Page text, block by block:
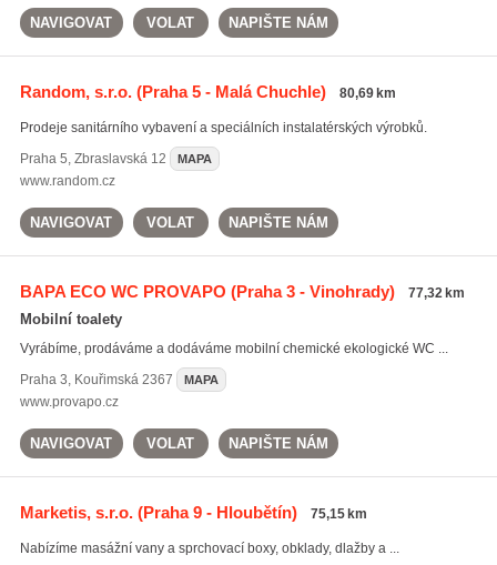
NAVIGOVAT VOLAT NAPIŠTE NÁM
Random, s.r.o.(Praha 5 - Malá Chuchle) 80,69 km
Prodeje sanitárního vybavení a speciálních instalatérských výrobků.
Praha 5, Zbraslavská 12 MAPA
www.random.cz
NAVIGOVAT VOLAT NAPIŠTE NÁM
BAPA ECO WC PROVAPO (Praha 3 - Vinohrady) 77,32 km
Mobilní toalety
Vyrábíme, prodáváme a dodáváme mobilní chemické ekologické WC ...
Praha 3, Kouřimská 2367 MAPA
www.provapo.cz
NAVIGOVAT VOLAT NAPIŠTE NÁM
Marketis, s.r.o.(Praha 9 - Hloubětín) 75,15 km
Nabízíme masážní vany a sprchovací boxy, obklady, dlažby a ...